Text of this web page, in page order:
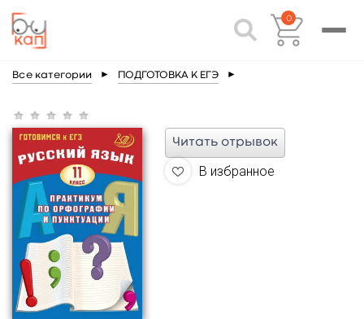
0
Все категории ► ПОДГОТОВКА К ЕГЭ ►
Читать отрывок
В избранное